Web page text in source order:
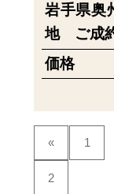
岩手県奥
地 ご成
価格
« 1
2